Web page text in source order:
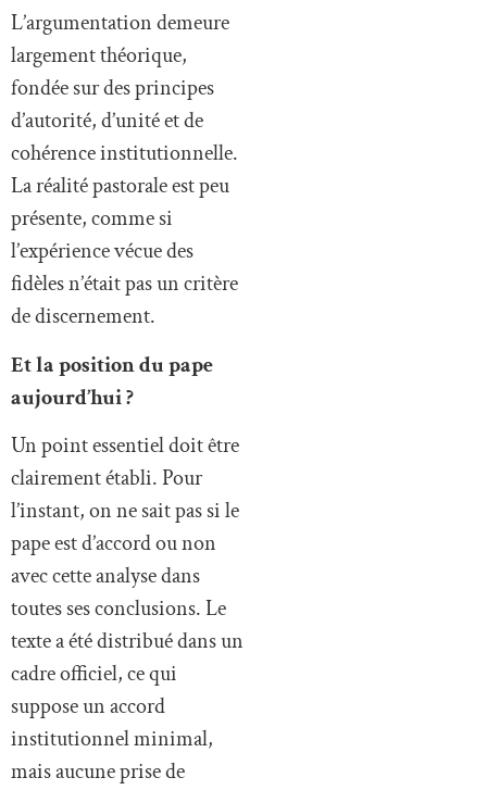
L’argumentation demeure
largement théorique,
fondée sur des principes
d’autorité, d’unité et de
cohérence institutionnelle.
La réalité pastorale est peu
présente, comme si
l’expérience vécue des
fidèles n’était pas un critère
de discernement.
Et la position du pape
aujourd’hui ?
Un point essentiel doit être
clairement établi. Pour
l’instant, on ne sait pas si le
pape est d’accord ou non
avec cette analyse dans
toutes ses conclusions. Le
texte a été distribué dans un
cadre officiel, ce qui
suppose un accord
institutionnel minimal,
mais aucune prise de